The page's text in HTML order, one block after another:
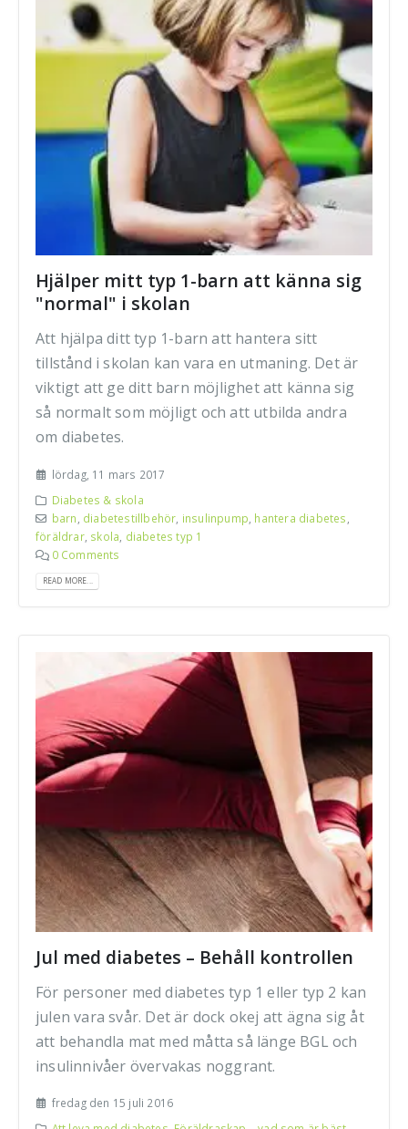
Hjälper mitt typ 1-barn att känna sig
"normal" i skolan
Att hjälpa ditt typ 1-barn att hantera sitt
tillstånd i skolan kan vara en utmaning. Det är
viktigt att ge ditt barn möjlighet att känna sig
så normalt som möjligt och att utbilda andra
om diabetes.
lördag, 11 mars 2017
Diabetes & skola
barn diabetestillbehör insulinpump hantera diabetes
föräldrar, skola diabetes typ 1
0 Comments
READ MORE...
Jul med diabetes – Behåll kontrollen
För personer med diabetes typ 1 eller typ 2 kan
julen vara svår. Det är dock okej att ägna sig åt
att behandla mat med måtta så länge BGL och
insulinnivåer övervakas noggrant.
fredag den 15 juli 2016